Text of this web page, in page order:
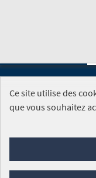
SITE
Conditions
Ce site utilise des
que vous souhaitez